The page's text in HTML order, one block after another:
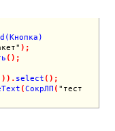
) ;
( ) ;
) ) . select ( ) ;
(СокрЛП ( "тест